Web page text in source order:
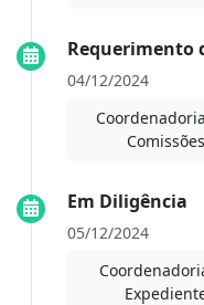
Requerimento
04/12/2024
Comissões
Em Diligência
05/12/2024